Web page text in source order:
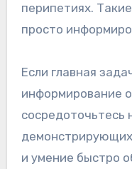
перипетиях.
просто
Если главная
информирование
сосредоточьтесь
и умение быстро